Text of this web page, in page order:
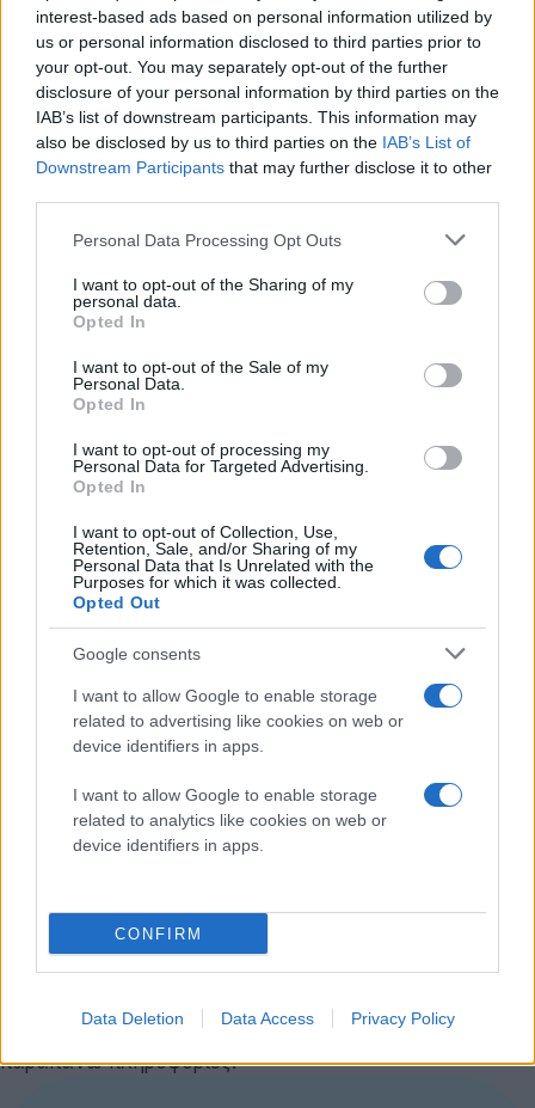
interest-based ads based on personal information utilized by
us or personal information disclosed to third parties prior to
your opt-out. You may separately opt-out of the further
disclosure of your personal information by third parties on the
IAB’s list of downstream participants. This information may
also be disclosed by us to third parties on the IAB’s List of
Downstream Participants that may further disclose it to other
Please note that this website/app uses one or more Google
not limited to your visit or usage behaviour. You may click to
grant or deny consent to Google and its third-party tags to
use your data for below specified purposes in below Google
consent section.
Personal Data Processing Opt Outs
I want to opt-out of the Sharing of my
personal data.
Opted In
I want to opt-out of the Sale of my
Personal Data.
Opted In
I want to opt-out of processing my
Personal Data for Targeted Advertising.
Opted In
I want to opt-out of Collection, Use,
Retention, Sale, and/or Sharing of my
Personal Data that Is Unrelated with the
Purposes for which it was collected.
Opted Out
Google consents
I want to allow Google to enable storage
related to advertising like cookies on web or
device identifiers in apps.
I want to allow Google to enable storage
related to analytics like cookies on web or
device identifiers in apps.
CONFIRM
Data Deletion Data Access Privacy Policy
Παρόλα αυτά, η ιστοσελίδα AsiaToday φέρνει στο
προσκήνιο το LG Optimus G με πραγματικά
εντυπωσιακά χαρακτηριστικά, ενώ μία διαρροή από
Optimus Nexus που μας βάζει σε σκέψεις για τη
χτεσινή διαρροή του
Ας δούμε, όμως, τα χαρακτηριστικά του LG Optimus
G, το οποίο δεν αποκλείεται ότι είναι η ίδια συσκευή
με το Optimus Nexus:
LG Optimus G
Οθόνη 4.7'' IPS True HD
Μνήμη RAM 2GB
Voice over LTE (VoLTE)
Λειτουργικό σύστημαAndroid 4.0 ICS
αναμένεται ότι θα κυκλοφορήσει μέσα στο
Σεπτέμβριο στη Νότια Κορέα, χωρίς να γίνεται
μερικές ημέρες για να δούμε αν θα επαληθευτούν οι
παραπάνω πληροφορίες.